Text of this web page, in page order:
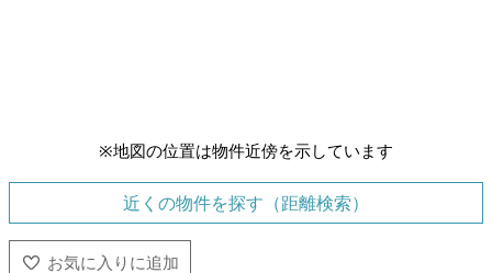
※地図の位置は物件近傍を示しています
近くの物件を探す（距離検索）